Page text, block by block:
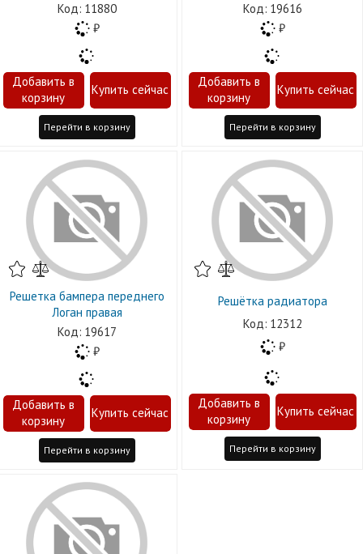
11880
Перейти в корзину
19616
Перейти в корзину
Решетка бампера переднего
Логан правая
19617
Перейти в корзину
Решётка радиатора
12312
Перейти в корзину